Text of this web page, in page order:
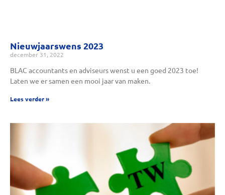
Nieuwjaarswens 2023
december 31, 2022
BLAC accountants en adviseurs wenst u een goed 2023 toe!
Laten we er samen een mooi jaar van maken.
Lees verder »